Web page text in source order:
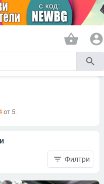
shopping_basket account_circle
search
от 5.
filter_list Филтри